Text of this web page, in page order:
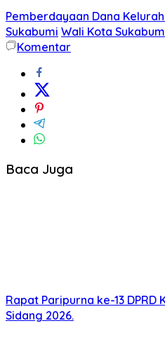
Pemberdayaan Dana
Sukabumi Wali Kota
Komentar
Baca Juga
Rapat Paripurna ke-13 DPRD
Sidang 2026.